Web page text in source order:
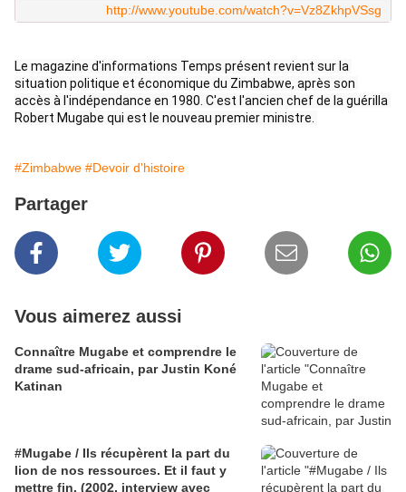
http://www.youtube.com/watch?v=Vz8ZkhpVSsg
Le magazine d'informations Temps présent revient sur la
situation politique et économique du Zimbabwe, après son
accès à l'indépendance en 1980. C'est l'ancien chef de la guérilla
Robert Mugabe qui est le nouveau premier ministre.
#Zimbabwe #Devoir d'histoire
Partager
Vous aimerez aussi
Connaître Mugabe et comprendre le
drame sud-africain, par Justin Koné
Katinan
#Mugabe / Ils récupèrent la part du
lion de nos ressources. Et il faut y
mettre fin. (2002, interview avec